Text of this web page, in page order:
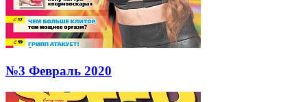
№3 Февраль 2020